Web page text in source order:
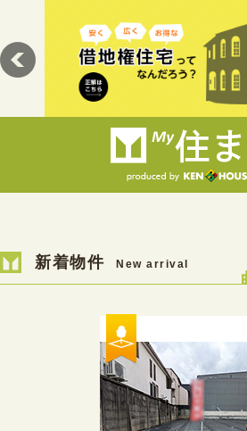
新着物件 New arrival